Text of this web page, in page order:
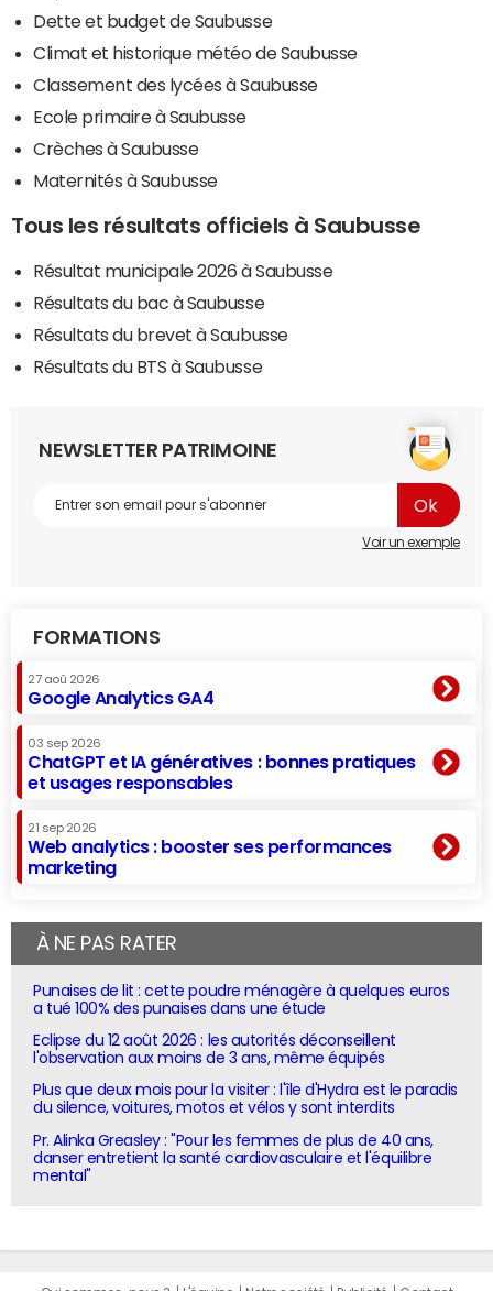
Dette et budget de Saubusse
Climat et historique météo de Saubusse
Classement des lycées à Saubusse
Ecole primaire à Saubusse
Crèches à Saubusse
Maternités à Saubusse
Tous les résultats officiels à Saubusse
Résultat municipale 2026 à Saubusse
Résultats du bac à Saubusse
Résultats du brevet à Saubusse
Résultats du BTS à Saubusse
NEWSLETTER PATRIMOINE
Voir un exemple
FORMATIONS
27 aoû 2026
Google Analytics GA4
03 sep 2026
ChatGPT et IA génératives : bonnes pratiques
et usages responsables
21 sep 2026
Web analytics : booster ses performances
marketing
À NE PAS RATER
Punaises de lit : cette poudre ménagère à quelques euros
a tué 100% des punaises dans une étude
Eclipse du 12 août 2026 : les autorités déconseillent
l'observation aux moins de 3 ans, même équipés
Plus que deux mois pour la visiter : l'île d'Hydra est le paradis
du silence, voitures, motos et vélos y sont interdits
Pr. Alinka Greasley : "Pour les femmes de plus de 40 ans,
danser entretient la santé cardiovasculaire et l'équilibre
mental"